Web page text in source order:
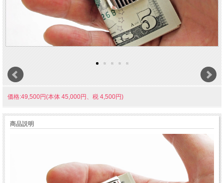
価格:49,500円(本体 45,000円、税 4,500円)
商品説明